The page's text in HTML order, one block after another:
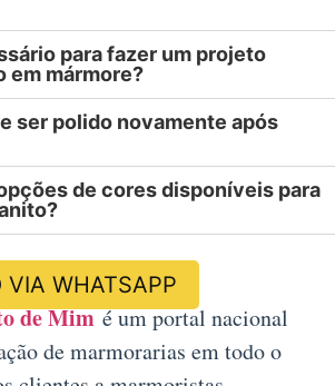
para fazer um projeto
em mármore?
ser polido novamente após
de cores disponíveis para
VIA WHATSAPP
de Mimé um portal nacional
de marmorarias em todo o